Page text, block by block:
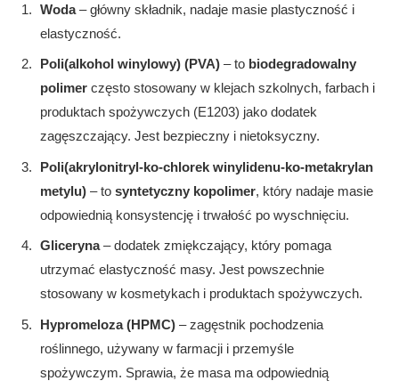
Woda– główny składnik, nadaje masie plastyczność i
elastyczność.
Poli(alkohol winylowy) (PVA) – to biodegradowalny
polimer często stosowany w klejach szkolnych, farbach i
produktach spożywczych (E1203) jako dodatek
zagęszczający. Jest bezpieczny i nietoksyczny.
Poli(akrylonitryl-ko-chlorek winylidenu-ko-metakrylan
metylu) – to syntetyczny kopolimer, który nadaje masie
odpowiednią konsystencję i trwałość po wyschnięciu.
Gliceryna– dodatek zmiękczający, który pomaga
utrzymać elastyczność masy. Jest powszechnie
stosowany w kosmetykach i produktach spożywczych.
Hypromeloza (HPMC) – zagęstnik pochodzenia
roślinnego, używany w farmacji i przemyśle
spożywczym. Sprawia, że masa ma odpowiednią